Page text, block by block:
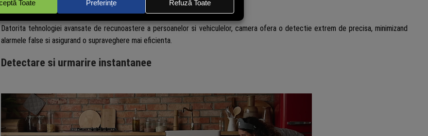
Detectia persoanelor
Datorita tehnologiei avansate de recunoastere a persoanelor si vehiculelor, camera ofera o detectie extrem de precisa, minimizand
alarmele false si asigurand o supraveghere mai eficienta.
Detectare si urmarire instantanee